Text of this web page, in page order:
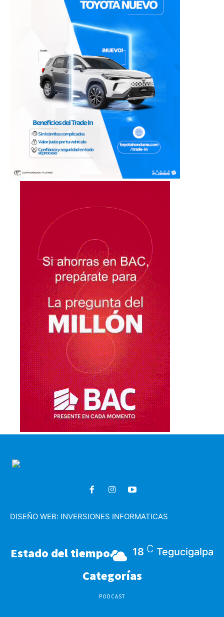
DISEÑO WEB: INVERSIONES INFORMATICAS
Estado del tiempo 18 C Tegucigalpa
Categorías
PODCAST